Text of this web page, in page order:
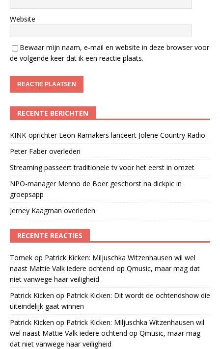
Website
Bewaar mijn naam, e-mail en website in deze browser voor
de volgende keer dat ik een reactie plaats.
RECENTE BERICHTEN
KINK-oprichter Leon Ramakers lanceert Jolene Country Radio
Peter Faber overleden
Streaming passeert traditionele tv voor het eerst in omzet
NPO-manager Menno de Boer geschorst na dickpic in
groepsapp
Jerney Kaagman overleden
RECENTE REACTIES
Tomek op Patrick Kicken: Miljuschka Witzenhausen wil wel
naast Mattie Valk iedere ochtend op Qmusic, maar mag dat
niet vanwege haar veiligheid
Patrick Kicken op Patrick Kicken: Dit wordt de ochtendshow die
uiteindelijk gaat winnen
Patrick Kicken op Patrick Kicken: Miljuschka Witzenhausen wil
wel naast Mattie Valk iedere ochtend op Qmusic, maar mag
dat niet vanwege haar veiligheid